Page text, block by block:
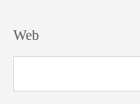
Web